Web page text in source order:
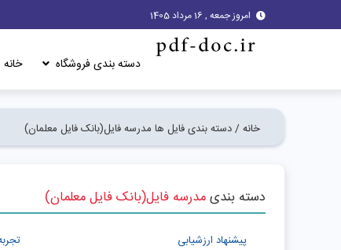
امروز جمعه , 16 مرداد 1405
دسته بندی فروشگاه خانه
خانه /دسته بندی فایل ها مدرسه فایل(بانک فایل معلمان)
دسته بندیمدرسه فایل(بانک فایل معلمان)
پیشنهاد ارزشیابی